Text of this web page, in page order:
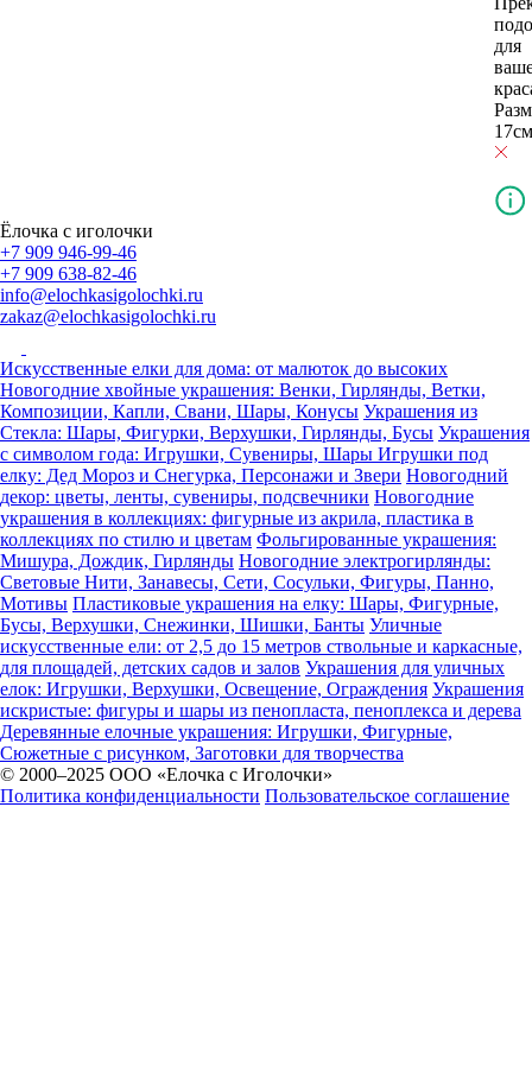
для
Ёлочка с иголочки
+7 909 946-99-46
+7 909 638-82-46
info@elochkasigolochki.ru
zakaz@elochkasigolochki.ru
Искусственные елки для дома: от малюток до высоких
Новогодние хвойные украшения: Венки, Гирлянды, Ветки,
Композиции, Капли, Свани, Шары, Конусы Украшения из
Стекла: Шары, Фигурки, Верхушки, Гирлянды, Бусы Украшения
с символом года: Игрушки, Сувениры, Шары Игрушки под
елку: Дед Мороз и Снегурка, Персонажи и Звери Новогодний
декор: цветы, ленты, сувениры, подсвечники Новогодние
украшения в коллекциях: фигурные из акрила, пластика в
коллекциях по стилю и цветам Фольгированные украшения:
Мишура, Дождик, Гирлянды Новогодние электрогирлянды:
Световые Нити, Занавесы, Сети, Сосульки, Фигуры, Панно,
Мотивы Пластиковые украшения на елку: Шары, Фигурные,
Бусы, Верхушки, Снежинки, Шишки, Банты Уличные
искусственные ели: от 2,5 до 15 метров ствольные и каркасные,
для площадей, детских садов и залов Украшения для уличных
елок: Игрушки, Верхушки, Освещение, Ограждения Украшения
искристые: фигуры и шары из пенопласта, пеноплекса и дерева
Деревянные елочные украшения: Игрушки, Фигурные,
Сюжетные с рисунком, Заготовки для творчества
© 2000–2025 ООО «Елочка с Иголочки»
Политика конфиденциальности Пользовательское соглашение